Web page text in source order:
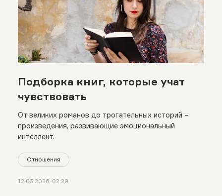
Подборка книг, которые учат
чувствовать
От великих романов до трогательных историй –
произведения, развивающие эмоциональный
интеллект.
Отношения
12.03.2026, 02:29